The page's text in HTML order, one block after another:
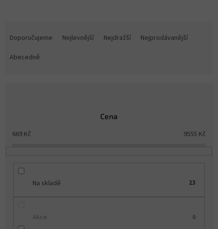
Doporučujeme Nejlevnější Nejdražší
Nejprodávanější
Abecedně
Cena
669 Kč 9555 Kč
Na skladě 23
Akce 0